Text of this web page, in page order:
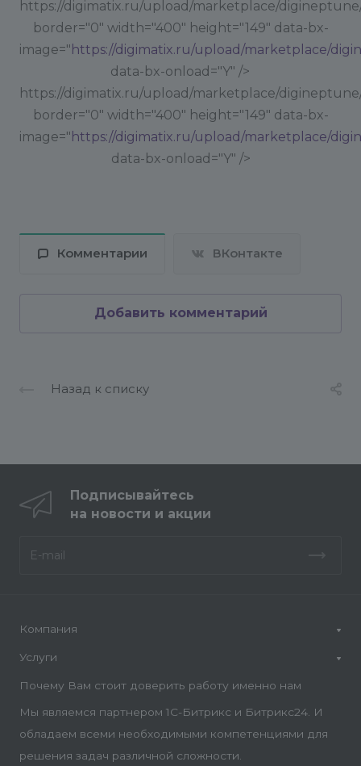
https://digimatix.ru/upload/marketplace/
border="0" width="400" height="149" data-bx-
image=" https://digimatix.ru/upload/marketplace/
data-bx-onload="Y" />
https://digimatix.ru/upload/marketplace/
border="0" width="400" height="149" data-bx-
image=" https://digimatix.ru/upload/marketplace/
data-bx-onload="Y" />
Комментарии ВКонтакте
Добавить комментарий
Назад к списку
Подписывайтесь
на новости и акции
Компания
Услуги
Почему Вам стоит доверить работу именно нам
Мы являемся партнером 1С-Битрикс и Битрикс24. И
обладаем всеми необходимыми компетенциями для
решения задач различной сложности.